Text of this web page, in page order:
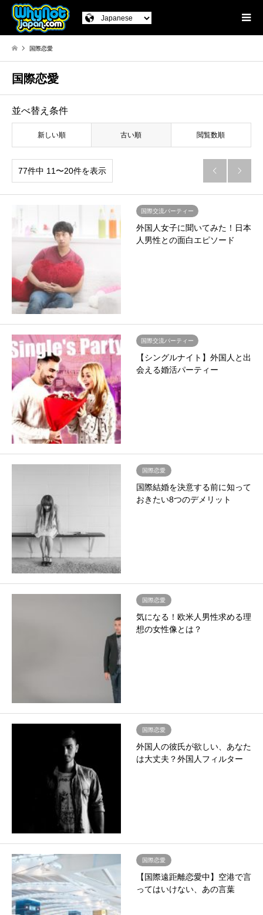
国際恋愛
国際恋愛
並べ替え条件
新しい順 古い順 閲覧数順
77件中 11〜20件を表示  
国際交流パーティー
外国人女子に聞いてみた！日本
人男性との面白エピソード
国際交流パーティー
【シングルナイト】外国人と出
会える婚活パーティー
国際恋愛
国際結婚を決意する前に知って
おきたい8つのデメリット
国際恋愛
気になる！欧米人男性求める理
想の女性像とは？
国際恋愛
外国人の彼氏が欲しい、あなた
は大丈夫？外国人フィルター
国際恋愛
【国際遠距離恋愛中】空港で言
ってはいけない、あの言葉